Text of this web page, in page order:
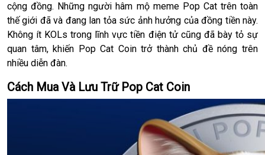
cộng đồng. Những người hâm mộ meme Pop Cat trên toàn
thế giới đã và đang lan tỏa sức ảnh hưởng của đồng tiền này.
Không ít KOLs trong lĩnh vực tiền điện tử cũng đã bày tỏ sự
quan tâm, khiến Pop Cat Coin trở thành chủ đề nóng trên
nhiều diễn đàn.
Cách Mua Và Lưu Trữ Pop Cat Coin